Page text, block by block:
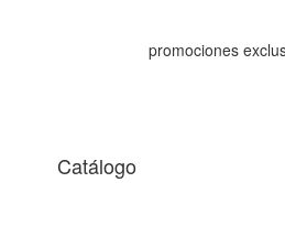
promociones
Catálogo